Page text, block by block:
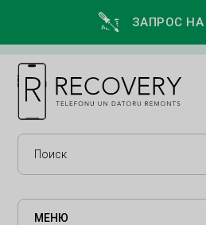
ЗАПРОС
МЕНЮ